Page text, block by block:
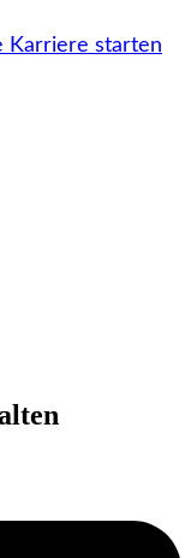
Karriere starten